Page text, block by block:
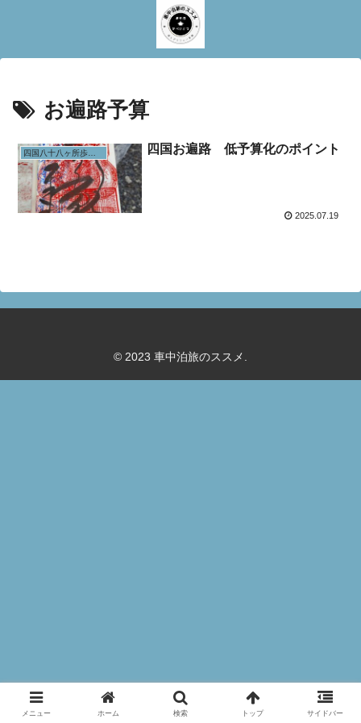
お遍路予算
四国八十八ヶ所歩きお遍路 四国お遍路 低予算化のポイント
2025.07.19
© 2023 車中泊旅のススメ.
メニュー ホーム 検索 トップ サイドバー